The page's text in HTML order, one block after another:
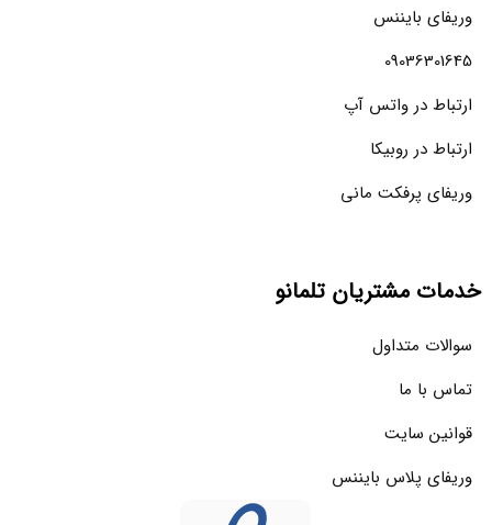
وریفای بایننس
09036301645
ارتباط در واتس آپ
ارتباط در روبیکا
وریفای پرفکت مانی
خدمات مشتریان تلمانو
سوالات متداول
تماس با ما
قوانین سایت
وریفای پلاس بایننس